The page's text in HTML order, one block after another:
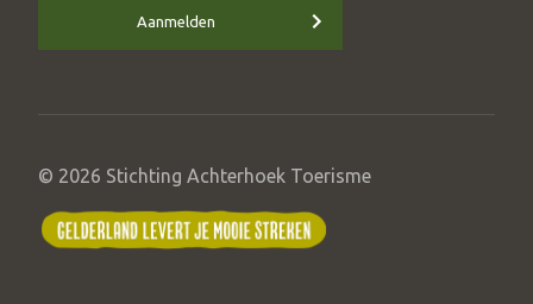
Aanmelden
© 2026 Stichting Achterhoek Toerisme